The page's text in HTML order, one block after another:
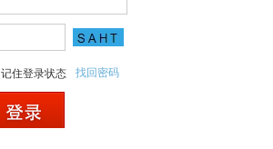
记住登录状态 找回密码